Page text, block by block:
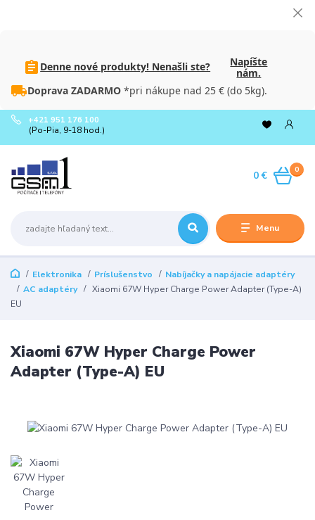
Denne nové produkty! Nenašli ste?
Napíšte
nám.
Doprava ZADARMO *pri nákupe nad 25 € (do 5kg).
Menu
+421 951 176 100
(Po-Pia, 9-18 hod.)
0
0 €
Elektronika Príslušenstvo
Nabíjačky a napájacie adaptéry
AC adaptéry
Xiaomi 67W Hyper Charge Power Adapter (Type-A)
EU
Xiaomi 67W Hyper Charge Power
Adapter (Type-A) EU